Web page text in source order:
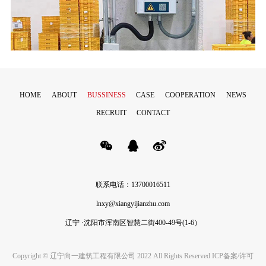
吉林 • 长春
HOME ABOUT BUSSINESS CASE COOPERATION NEWS
RECRUIT CONTACT
联系电话：13700016511
lnxy@xiangyijianzhu.com
辽宁 ·沈阳市浑南区智慧二街400-49号(1-6）
Copyright © 辽宁向一建筑工程有限公司 2022 All Rights Reserved ICP备案/许可